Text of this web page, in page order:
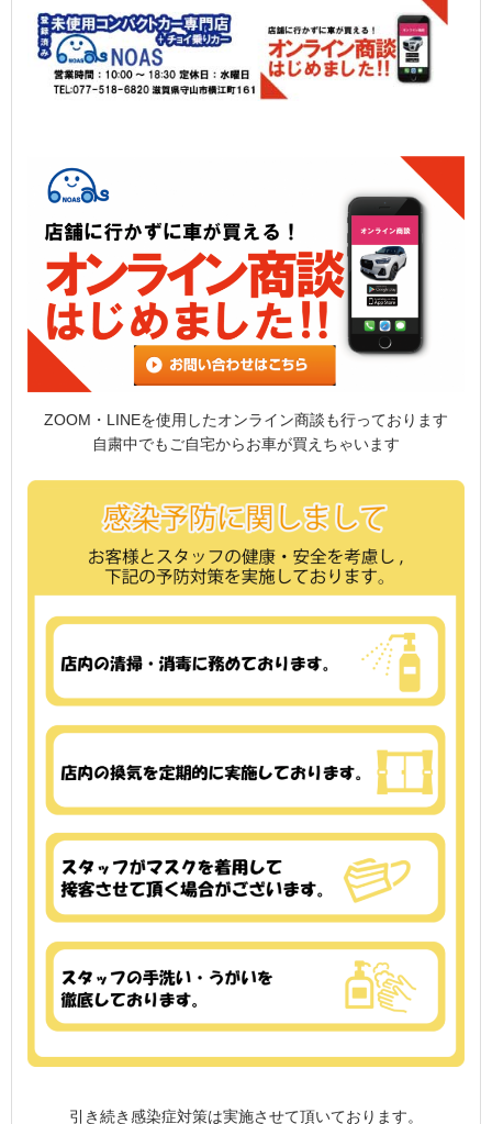
ZOOM・LINEを使用したオンライン商談も行っております
自粛中でもご自宅からお車が買えちゃいます
引き続き感染症対策は実施させて頂いております。